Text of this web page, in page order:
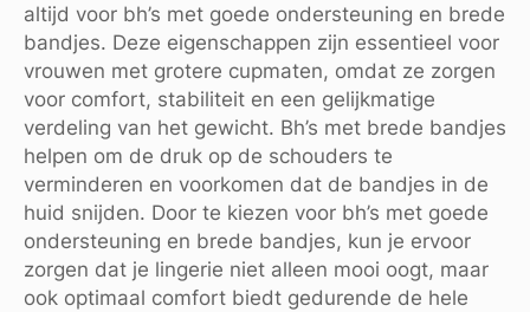
altijd voor bh’s met goede ondersteuning en brede
bandjes. Deze eigenschappen zijn essentieel voor
vrouwen met grotere cupmaten, omdat ze zorgen
voor comfort, stabiliteit en een gelijkmatige
verdeling van het gewicht. Bh’s met brede bandjes
helpen om de druk op de schouders te
verminderen en voorkomen dat de bandjes in de
huid snijden. Door te kiezen voor bh’s met goede
ondersteuning en brede bandjes, kun je ervoor
zorgen dat je lingerie niet alleen mooi oogt, maar
ook optimaal comfort biedt gedurende de hele